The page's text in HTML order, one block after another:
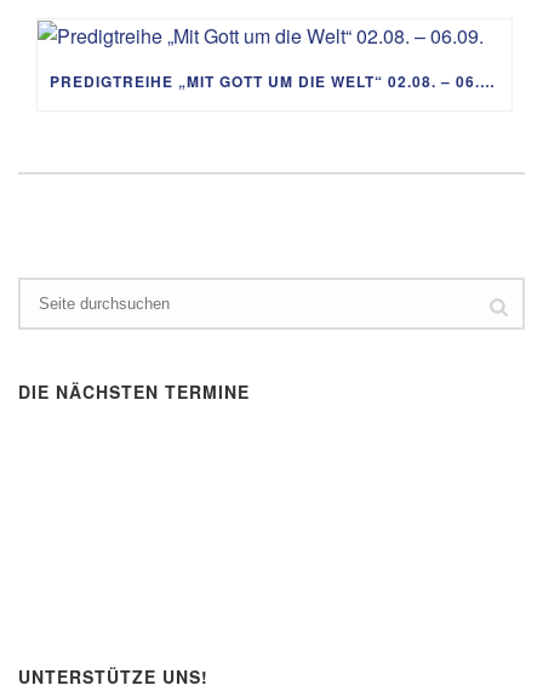
PREDIGTREIHE „MIT GOTT UM DIE WELT“ 02.08. – 06.09.
DIE NÄCHSTEN TERMINE
UNTERSTÜTZE UNS!